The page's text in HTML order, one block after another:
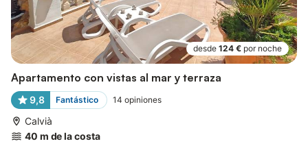
desde 124 € por noche
Apartamento con vistas al mar y terraza
9,8 Fantástico 14 opiniones
Calvià
40 m de la costa